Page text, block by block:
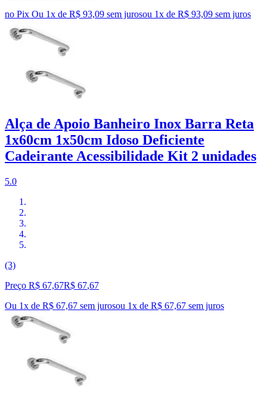
no Pix Ou 1x de R$ 93,09 sem jurosou 1x de R$ 93,09 sem juros
Alça de Apoio Banheiro Inox Barra Reta
1x60cm 1x50cm Idoso Deficiente
Cadeirante Acessibilidade Kit 2 unidades
5.0
(3)
Preço R$ 67,67R$ 67,67
Ou 1x de R$ 67,67 sem jurosou 1x de R$ 67,67 sem juros